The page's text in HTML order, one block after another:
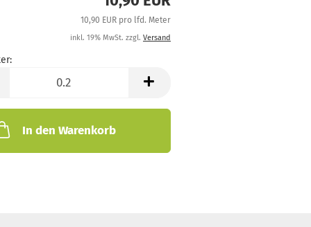
10,90 EUR pro lfd. Meter
inkl. 19% MwSt. zzgl. Versand
In den Warenkorb